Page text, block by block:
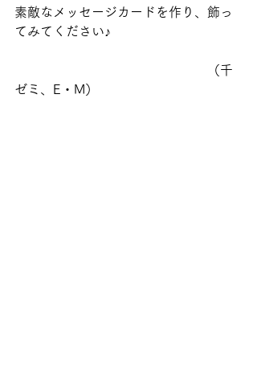
素敵なメッセージカードを作り、飾っ
てみてください♪
（千
ゼミ、E・M）